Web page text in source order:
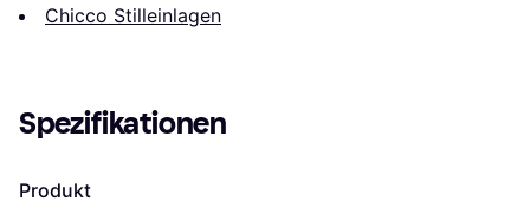
Chicco Stilleinlagen
Spezifikationen
Produkt